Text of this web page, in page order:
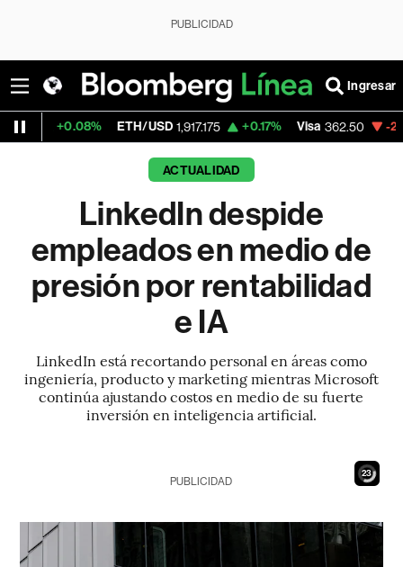
PUBLICIDAD
Ingresar
ETH/USD 1,917.175 +0.17% Visa 362.50 -2.15%
ACTUALIDAD
LinkedIn despide
empleados en medio de
presión por rentabilidad
e IA
LinkedIn está recortando personal en áreas como
ingeniería, producto y marketing mientras Microsoft
continúa ajustando costos en medio de su fuerte
inversión en inteligencia artificial.
22
PUBLICIDAD